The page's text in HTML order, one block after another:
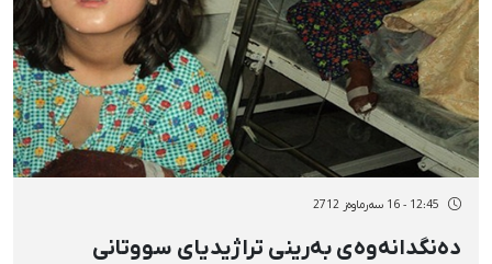
12:45 - 16 سەرماوەز 2712
دەنگدانەوەی بەرینی تراژیدیای سووتانی